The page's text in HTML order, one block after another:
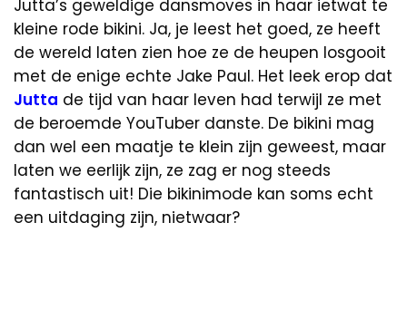
Jutta’s geweldige dansmoves in haar ietwat te
kleine rode bikini. Ja, je leest het goed, ze heeft
de wereld laten zien hoe ze de heupen losgooit
met de enige echte Jake Paul. Het leek erop dat
Jutta de tijd van haar leven had terwijl ze met
de beroemde YouTuber danste. De bikini mag
dan wel een maatje te klein zijn geweest, maar
laten we eerlijk zijn, ze zag er nog steeds
fantastisch uit! Die bikinimode kan soms echt
een uitdaging zijn, nietwaar?